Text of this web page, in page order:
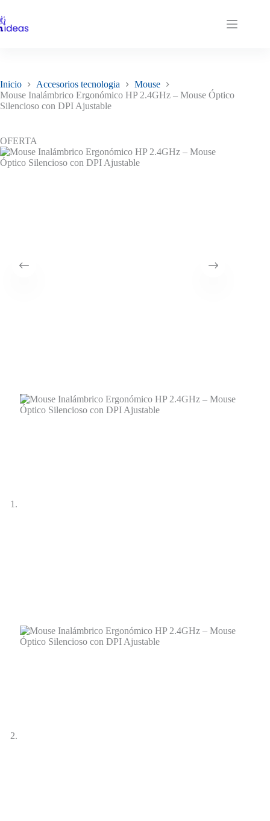
al
contenido
Inicio Accesorios tecnologia
Mouse
Mouse Inalámbrico Ergonómico HP 2.4GHz – Mouse Óptico
Silencioso con DPI Ajustable
OFERTA